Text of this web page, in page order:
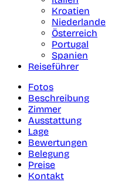
Kroatien
Niederlande
Österreich
Portugal
Spanien
Reiseführer
Fotos
Beschreibung
Zimmer
Ausstattung
Lage
Bewertungen
Belegung
Preise
Kontakt